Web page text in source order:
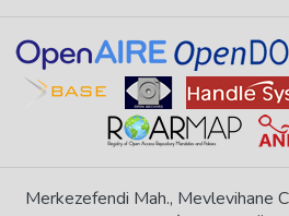
Merkezefendi Mah., Mevlevihane